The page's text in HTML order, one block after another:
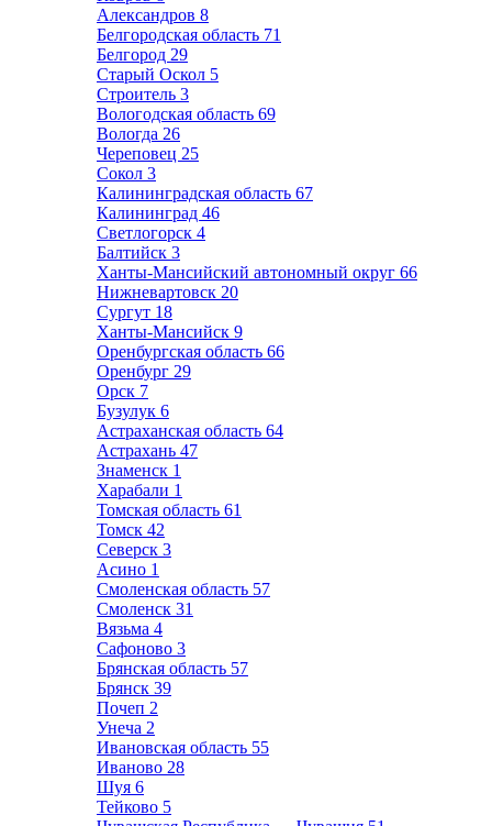
Александров 8
Белгородская область 71
Белгород 29
Старый Оскол 5
Строитель 3
Вологодская область 69
Вологда 26
Череповец 25
Сокол 3
Калининградская область 67
Калининград 46
Светлогорск 4
Балтийск 3
Ханты-Мансийский автономный округ 66
Нижневартовск 20
Сургут 18
Ханты-Мансийск 9
Оренбургская область 66
Оренбург 29
Орск 7
Бузулук 6
Астраханская область 64
Астрахань 47
Знаменск 1
Харабали 1
Томская область 61
Томск 42
Северск 3
Асино 1
Смоленская область 57
Смоленск 31
Вязьма 4
Сафоново 3
Брянская область 57
Брянск 39
Почеп 2
Унеча 2
Ивановская область 55
Иваново 28
Шуя 6
Тейково 5